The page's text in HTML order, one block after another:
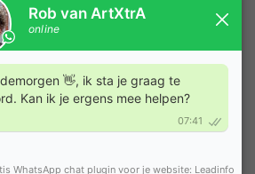
rechtstreeks